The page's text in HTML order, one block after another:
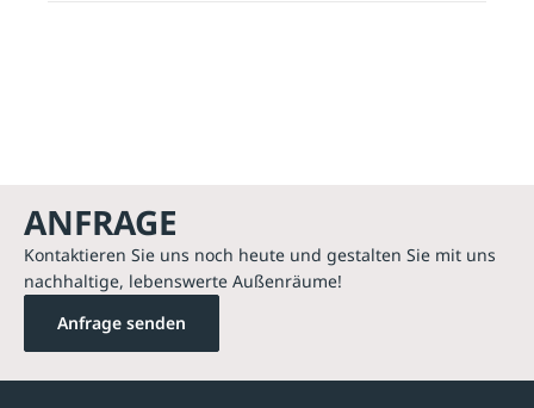
ANFRAGE
Kontaktieren Sie uns noch heute und gestalten Sie mit uns
nachhaltige, lebenswerte Außenräume!
Anfrage senden